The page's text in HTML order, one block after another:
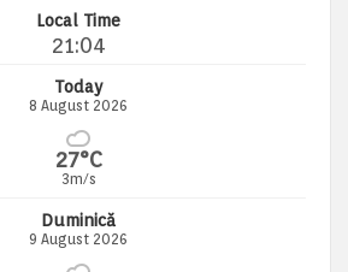
Local Time
21:04
Today
8 August 2026
27°C
3m/s
Duminică
9 August 2026